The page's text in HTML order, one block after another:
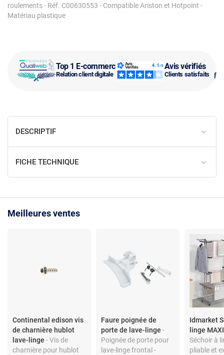
Top 1 E-commerce
Relation client digitale
Avis vérifiés
Clients satisfaits
roulements - Réf. C00630553 - Compatible Ariston et Hotpoint -
Matériau plastique
DESCRIPTIF
FICHE TECHNIQUE
Meilleures ventes
Continental edison vis
de charnière hublot
lave-linge - Vis de
charnière pour hublot
Faure poignée de
porte de lave-linge-
Poignée de porte pour
lave-linge frontal -
Idmarket
linge
Séchoir à
pliable et